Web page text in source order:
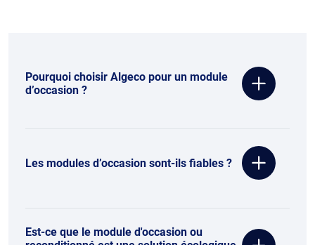
Pourquoi choisir Algeco pour un module
d’occasion ?
Les modules d’occasion sont-ils fiables ?
Est-ce que le module d'occasion ou